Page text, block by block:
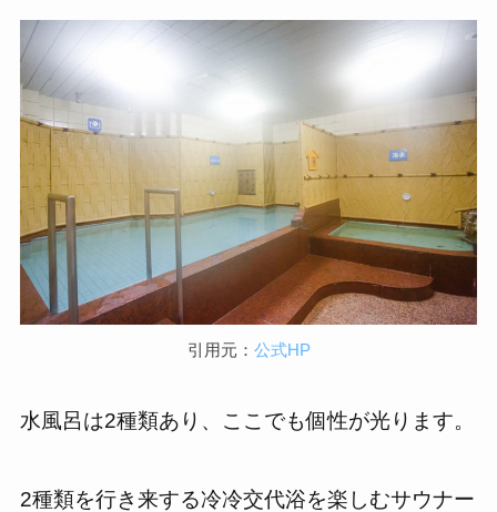
引用元： 公式HP
水風呂は2種類あり、ここでも個性が光ります。
2種類を行き来する冷冷交代浴を楽しむサウナー